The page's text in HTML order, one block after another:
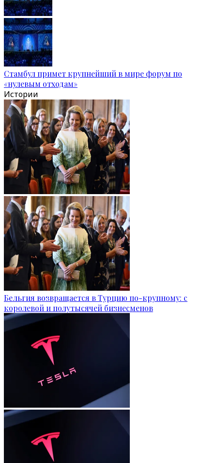
Стамбул примет крупнейший в мире форум по
«нулевым отходам»
Истории
Бельгия возвращается в Турцию по-крупному: с
королевой и полутысячей бизнесменов